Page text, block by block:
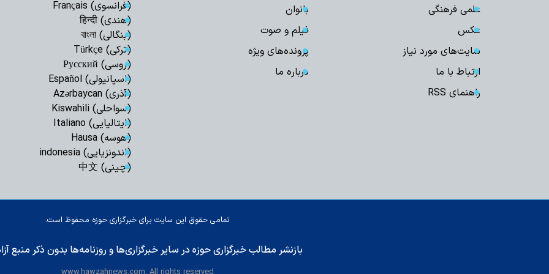
علمی فرهنگی
بانوان
عکس
فیلم و صوت
سایت‌های مورد نیاز
پرونده‌های ویژه
ارتباط با ما
درباره ما
راهنمای RSS
(فرانسوی) Français
(هندی) हिन्दी
(بنگالی) বাংলা
(ترکی) Türkçe
(روسی) Русский
(اسپانیولی) Español
(آذری) Azərbaycan
(سواحلی) Kiswahili
(ایتالیایی) Italiano
(هوسه) Hausa
(اندونزیایی) indonesia
(چینی) 中文
تمامی حقوق این سایت برای خبرگزاری حوزه محفوظ است.
بازنشر مطالب خبرگزاری حوزه در سایر خبرگزاری‌ها و روزنامه‌ها بدون ذکر منبع
www.hawzahnews.com. All rights reserved